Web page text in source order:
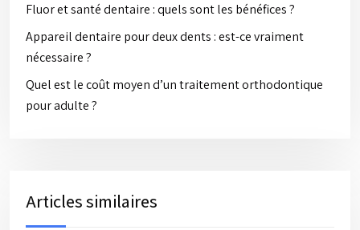
Fluor et santé dentaire : quels sont les bénéfices ?
Appareil dentaire pour deux dents : est-ce vraiment
nécessaire ?
Quel est le coût moyen d’un traitement orthodontique
pour adulte ?
Articles similaires